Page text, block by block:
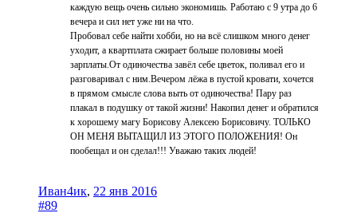
каждую вещь очень сильно экономишь. Работаю с 9 утра до 6
вечера и сил нет уже ни на что.
Пробовал себе найти хобби, но на всё слишком много денег
уходит, а квартплата сжирает больше половины моей
зарплаты.От одиночества завёл себе цветок, поливал его и
разговаривал с ним.Вечером лёжа в пустой кровати, хочется
в прямом смысле слова выть от одиночества! Пару раз
плакал в подушку от такой жизни! Накопил денег и обратился
к хорошему магу Борисову Алексею Борисовичу. ТОЛЬКО
ОН МЕНЯ ВЫТАЩИЛ ИЗ ЭТОГО ПОЛОЖЕНИЯ! Он
пообещал и он сделал!!! Уважаю таких людей!
Иван4ик, 22 янв 2016
#89